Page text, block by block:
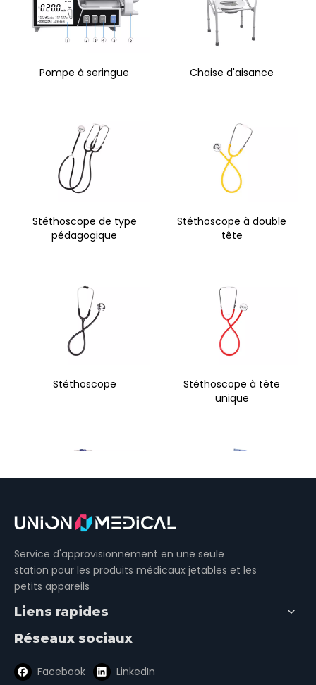
Pompe à seringue Chaise d'aisance
Stéthoscope de type
pédagogique
Stéthoscope à double
tête
Stéthoscope
Stéthoscope à tête
unique
Stéthoscope à double
tête en acier inoxydable
Tensiomètre sans
mercure
stéthoscopes
Miroirs ORL
Service d'approvisionnement en une seule
station pour les produits médicaux jetables et les
petits appareils
Liens rapides
Réseaux sociaux
Facebook
LinkedIn